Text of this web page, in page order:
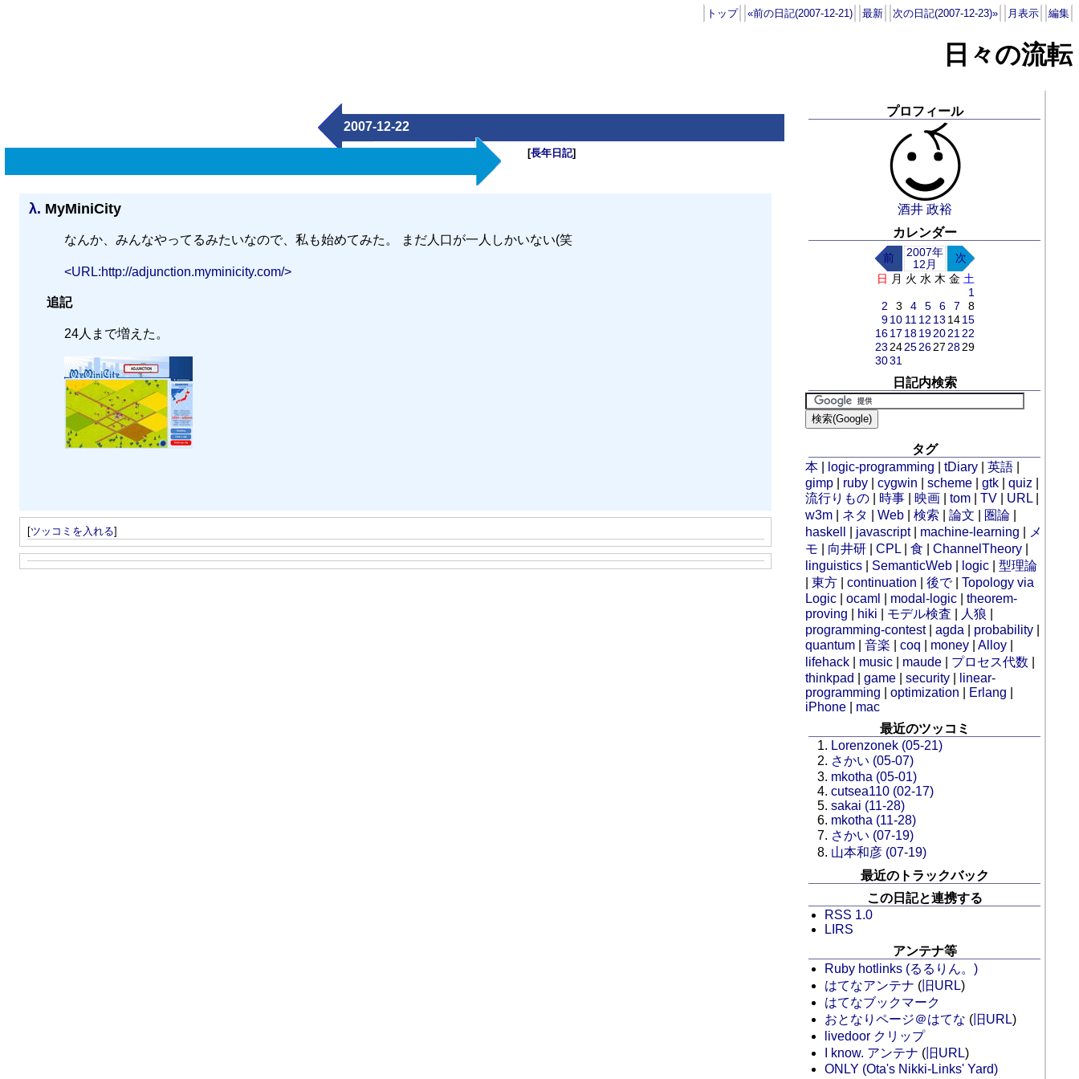
トップ «前の日記(2007-12-21) 最新 次の日記(2007-12-23)» 月表示 編集
日々の流転
2007-12-22
[長年日記]
λ. MyMiniCity
なんか、みんなやってるみたいなので、私も始めてみた。 まだ人口が一人しかいない(笑
<URL:http://adjunction.myminicity.com/>
追記
24人まで増えた。
[ツッコミを入れる]
プロフィール
酒井 政裕
カレンダー
前
2007年
12月
次
日 月 火 水 木 金 土
1
2
3 4 5 6 7
8
9 10 11 12 13 14 15
16 17 18 19 20 21 22
23 24 25 26 27 28 29
3031
日記内検索
タグ
本
logic-programming |tDiary |英語
gimp
ruby |cygwin |scheme |gtk |quiz
流行りもの
時事 映画 |tom |TV URL
w3m
ネタ |Web |検索 |論文 圏論
haskell
javascript| machine-learning
メ
モ
向井研 |CPL |食 |ChannelTheory
linguistics
SemanticWeb logic |型理論
|東方 |continuation |後で|Topology via
Logic |ocaml modal-logic |theorem-
proving
hiki モデル検査 人狼
programming-contest|agda probability
quantum |音楽 |coq money |Alloy
lifehack
music maude プロセス代数
thinkpad
|game |security
linear-
programming |optimization Erlang
iPhone
mac
最近のツッコミ
Lorenzonek (05-21)
さかい (05-07)
mkotha (05-01)
cutsea110 (02-17)
sakai (11-28)
mkotha (11-28)
さかい (07-19)
山本和彦 (07-19)
最近のトラックバック
この日記と連携する
RSS 1.0
LIRS
アンテナ等
Ruby hotlinks (るるりん。)
はてなアンテナ ( 旧URL)
はてなブックマーク
おとなりページ＠はてな ( 旧URL)
livedoor クリップ
I know. アンテナ ( 旧URL)
ONLY (Ota's Nikki-Links' Yard)